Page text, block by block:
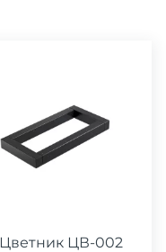
Цветник ЦВ-002